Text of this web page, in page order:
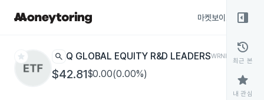
마켓보이스
star search IQ GLOBAL EQUITY R&D LEADERSWRND ETF
$42.81$0.00(0.00%)
right_panel_open
history
최근 본
star
내 관심